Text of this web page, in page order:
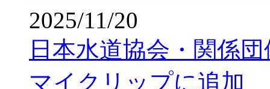
2025/11/20
日本水道協会・関係団
マイクリップに追加